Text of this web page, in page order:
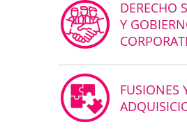
DERECHO
Y
FUSIONES